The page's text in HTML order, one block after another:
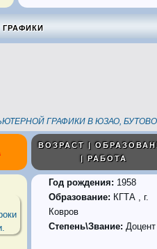
ГРАФИКИ В ЮЗАО,
ВОЗРАСТ |
| РАБОТА
Год рождения: 1958
Образование: КГТА , г.
Ковров
Степень\Звание: Доцент